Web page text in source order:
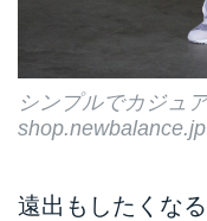
シンプルでカジュ
shop.newbalance.jp
遠出もしたくな